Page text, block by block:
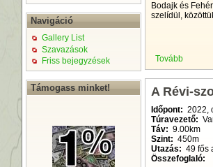
Navigáció
Gallery List
Szavazások
Friss bejegyzések
Támogass minket!
Bodajk és
szelídül,
Tovább
A Révi-
Időpont: 2022,
Túravezető:
Táv: 9.00km
Szint: 450m
Utazás: 49 fős
Összefoglaló: